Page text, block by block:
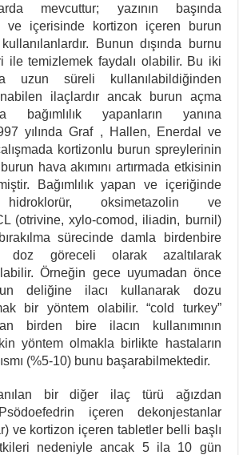
mevcuttur; yazının başında
ve içerisinde kortizon içeren burun
Bunun dışında burnu
ile temizlemek faydalı olabilir. Bu iki
uzun süreli kullanılabildiğinden
ilaçlardır ancak burun açma
bağımlılık yapanların yanına
yılında Graf , Hallen, Enerdal ve
kortizonlu burun spreylerinin
hava akımını artırmada etkisinin
Bağımlılık yapan ve içeriğinde
hidroklorür, oksimetazolin ve
(otrivine, xylo-comod, iliadin, burnil)
sürecinde damla birdenbire
doz göreceli olarak azaltılarak
Örneğin gece uyumadan önce
deliğine ilacı kullanarak dozu
bir yöntem olabilir. “cold turkey”
birden bire ilacın kullanımının
yöntem olmakla birlikte hastaların
(%5-10) bunu başarabilmektedir.
bir diğer ilaç türü ağızdan
Psödoefedrin içeren dekonjestanlar
ve kortizon içeren tabletler belli başlı
nedeniyle ancak 5 ila 10 gün